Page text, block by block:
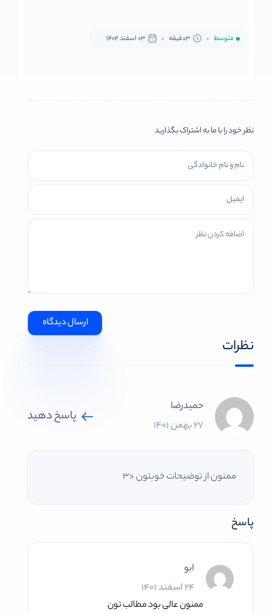
متوسط 3دقیقه 03 اسفند 1404
نظر خود را با ما به اشتراک بگذارید
نظرات
حمیدرضا
27 بهمن 1401
پاسخ دهید
ممنون از توضیحات خوبتون <3
پاسخ
ابو
24 اسفند 1401
ممنون عالی بود مطالب تون